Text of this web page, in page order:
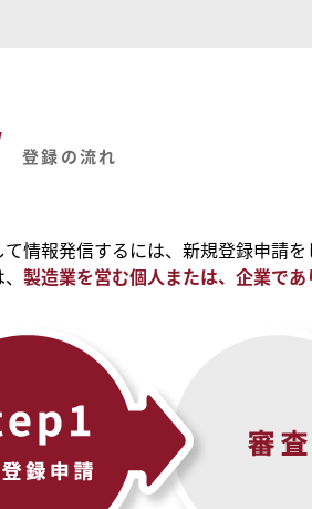
登録の流れ
情報発信するには、新規登録申請を
製造業を営む個人または、企業で